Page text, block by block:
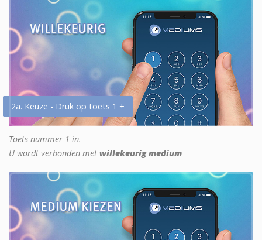
2a. Keuze - Druk op toets 1 +
Toets nummer 1 in.
U wordt verbonden met willekeurig medium